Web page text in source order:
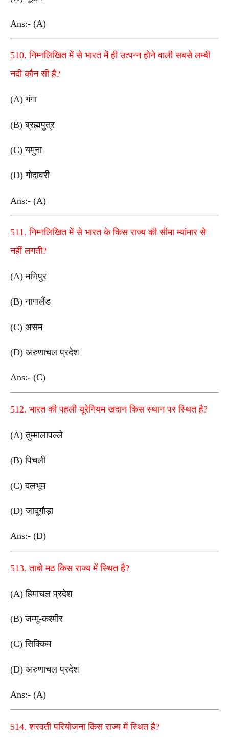
Ans:- (A)
510. निम्नलिखित में से भारत में ही उत्पन्न होने वाली सबसे लम्बी
नदी कौन सी है?
(A) गंगा
(B) ब्रह्मपुत्र
(C) यमुना
(D) गोदावरी
Ans:- (A)
511. निम्नलिखित में से भारत के किस राज्य की सीमा म्यांमार से
नहीं लगती?
(A) मणिपुर
(B) नागालैंड
(C) असम
(D) अरुणाचल प्रदेश
Ans:- (C)
512. भारत की पहली यूरेनियम खदान किस स्थान पर स्थित है?
(A) तुम्मालापल्ले
(B) पिचली
(C) दलभूम
(D) जादूगौड़ा
Ans:- (D)
513. ताबो मठ किस राज्य में स्थित है?
(A) हिमाचल प्रदेश
(B) जम्मू-कश्मीर
(C) सिक्किम
(D) अरुणाचल प्रदेश
Ans:- (A)
514. शरवती परियोजना किस राज्य में स्थित है?